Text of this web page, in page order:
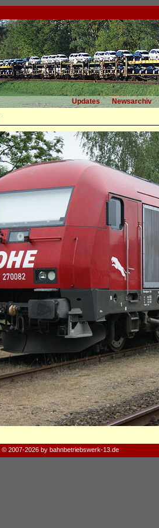
Updates Newsarchiv
© 2007-2026 by bahnbetriebswerk-13.de